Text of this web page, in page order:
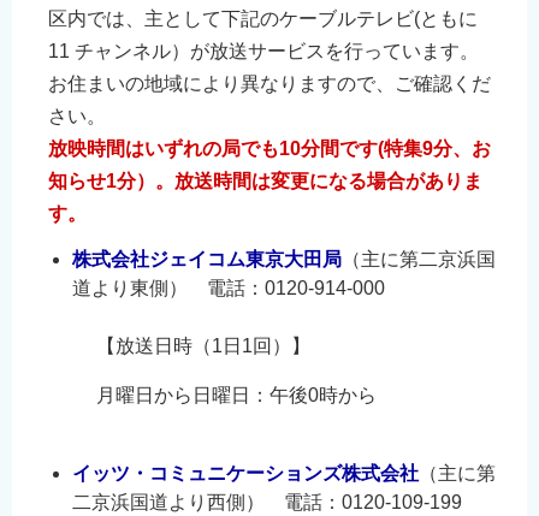
区内では、主として下記のケーブルテレビ(ともに
11 チャンネル）が放送サービスを行っています。
お住まいの地域により異なりますので、ご確認くだ
さい。
放映時間はいずれの局でも10分間です(特集9分、お
知らせ1分）。放送時間は変更になる場合がありま
す。
株式会社ジェイコム東京大田局 （主に第二京浜国
道より東側） 電話：0120-914-000
【放送日時（1日1回）】
月曜日から日曜日：午後0時から
イッツ・コミュニケーションズ株式会社 （主に第
二京浜国道より西側） 電話：0120-109-199